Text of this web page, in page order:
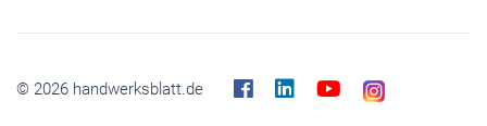
© 2026 handwerksblatt.de